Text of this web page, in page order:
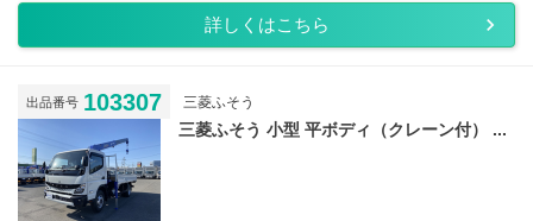
詳しくはこちら
出品番号 103307 三菱ふそう
三菱ふそう 小型 平ボディ（クレーン付） ...